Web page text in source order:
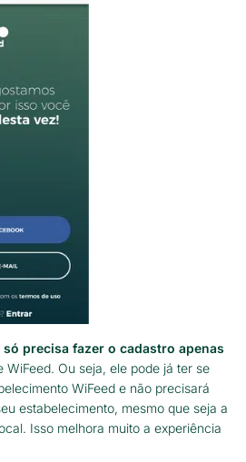
só precisa fazer o cadastro apenas
WiFeed. Ou seja, ele pode já ter se
WiFeed e não precisará
estabelecimento, mesmo que seja a
Isso melhora muito a experiência